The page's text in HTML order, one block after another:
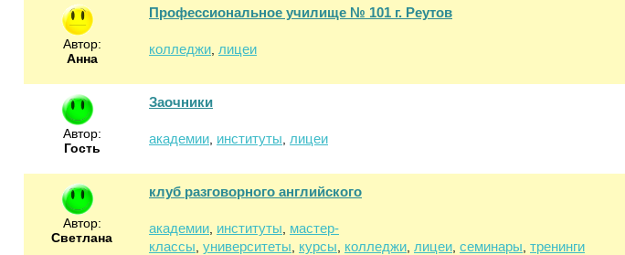
Автор:
Анна
Профессиональное училище № 101 г. Реутов
колледжи лицеи
Автор:
Гость
Заочники
академии институты лицеи
Автор:
Светлана
клуб разговорного английского
академии институты мастер-
классы университеты курсы колледжи лицеи семинары тренинги